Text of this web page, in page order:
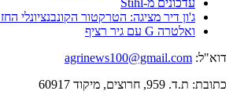
עדכונים מ-Stihl
ג'ון דיר מציגה: הטרקטור הקונבנציונלי
ואלטרה G עם גיר רציף
דוא"ל: agrinews100@gmail.com
כתובת: ת.ד. 959, חרוצים, מיקוד 60917